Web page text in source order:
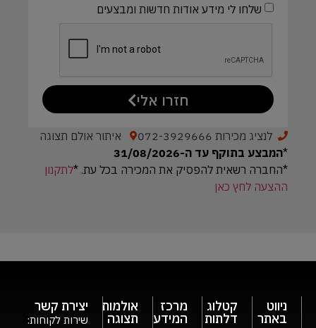
שלחו לי מידע אודות חדשות ומבצעים
חזרו אלי
לנציג מכירות 072-3929666
איתור אולם תצוגה
*המבצע בתוקף עד ה-31/08/2026
*החברה רשאית להפסיק את המכירה בכל עת. *לתקנון
ההצעה לחץ כאן
ניווט
באתר
קטלוג
דלתות
מרכז
המידע
אולמות
תצוגה
יצירת קשר
שירות לקוחות: